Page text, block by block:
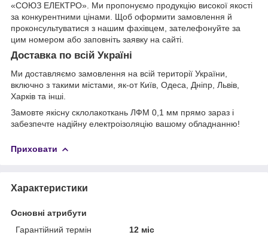
«СОЮЗ ЕЛЕКТРО». Ми пропонуємо продукцію високої якості
за конкурентними цінами. Щоб оформити замовлення й
проконсультуватися з нашим фахівцем, зателефонуйте за
цим номером або заповніть заявку на сайті.
Доставка по всій Україні
Ми доставляємо замовлення на всій території України,
включно з такими містами, як-от Київ, Одеса, Дніпр, Львів,
Харків та інші.
Замовте якісну склолакоткань ЛФМ 0,1 мм прямо зараз і
забезпечте надійну електроізоляцію вашому обладнанню!
Приховати
Характеристики
Основні атрибути
Гарантійний термін
12 міс